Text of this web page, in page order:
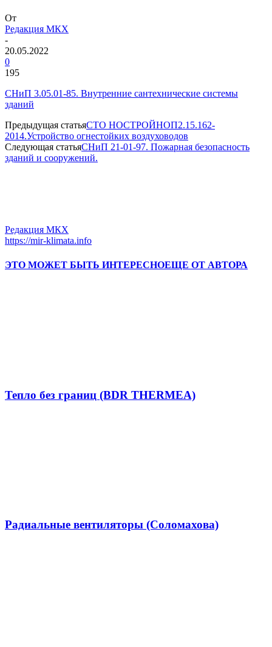
От
Редакция МКХ
-
20.05.2022
0
195
СНиП 3.05.01-85. Внутренние сантехнические системы
зданий
Предыдущая статьяСТО НОСТРОЙНОП2.15.162-
2014.Устройство огнестойких воздуховодов
Следующая статьяСНиП 21-01-97. Пожарная безопасность
зданий и сооружений.
Редакция МКХ
https://mir-klimata.info
ЭТО МОЖЕТ БЫТЬ ИНТЕРЕСНОЕЩЕ ОТ АВТОРА
Тепло без границ (BDR THERMEA)
Радиальные вентиляторы (Соломахова)